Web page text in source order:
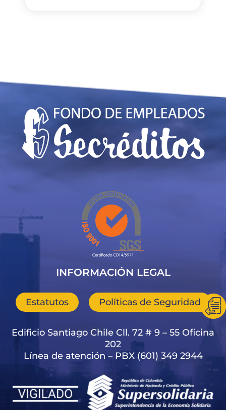
INFORMACIÓN LEGAL
Estatutos Políticas de Seguridad
Edificio Santiago Chile Cll. 72 # 9 – 55 Oficina
202
Línea de atención – PBX (601) 349 2944